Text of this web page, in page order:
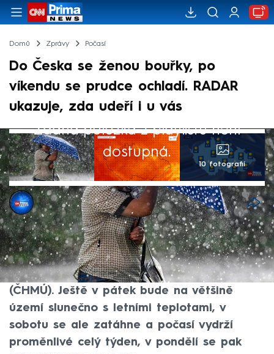
Domů Zprávy Počasí
Do Česka se ženou bouřky, po
víkendu se prudce ochladí. RADAR
ukazuje, zda udeří i u vás
Žádná položka z playlistu není
dostupná.
10 fotografií
CNN Prima NEWS
29. kvě 2026, 10:08
Slunečné dny o víkendu vystřídají přeháňky
a dorazí i bouřky. Vyplývá to z předpovědi
Českého hydrometeorologického ústavu
(ČHMÚ). Ještě v pátek bude na většině
území slunečno s letními teplotami, v
sobotu se ale zatáhne a počasí vydrží
proměnlivé celý týden, v pondělí se pak